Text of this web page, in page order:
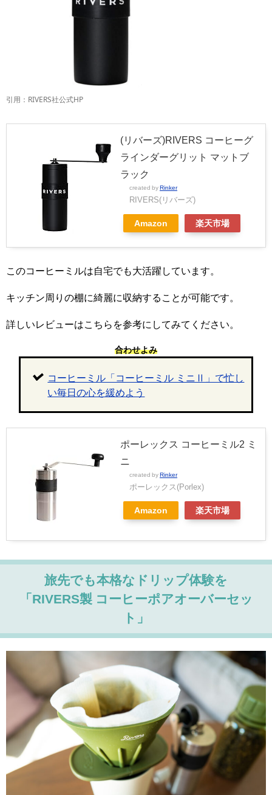
引用：RIVERS社公式HP
(リバーズ)RIVERS コーヒーグ
ラインダーグリット マットブ
ラック
created by Rinker
RIVERS(リバーズ)
Amazon 楽天市場
このコーヒーミルは自宅でも大活躍しています。
キッチン周りの棚に綺麗に収納することが可能です。
詳しいレビューはこちらを参考にしてみてください。
合わせよみ
コーヒーミル「コーヒーミル ミニⅡ」で忙し
い毎日の心を緩めよう
ポーレックス コーヒーミル2 ミ
ニ
created by Rinker
ポーレックス(Porlex)
Amazon 楽天市場
旅先でも本格なドリップ体験を
「RIVERS製 コーヒーポアオーバーセッ
ト」